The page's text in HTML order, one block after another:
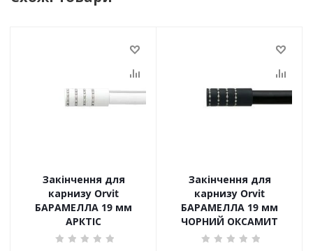
Закінчення для
карнизу Orvit
БАРАМЕЛЛА 19 мм
АРКТІС
Закінчення для
карнизу Orvit
БАРАМЕЛЛА 19 мм
ЧОРНИЙ ОКСАМИТ